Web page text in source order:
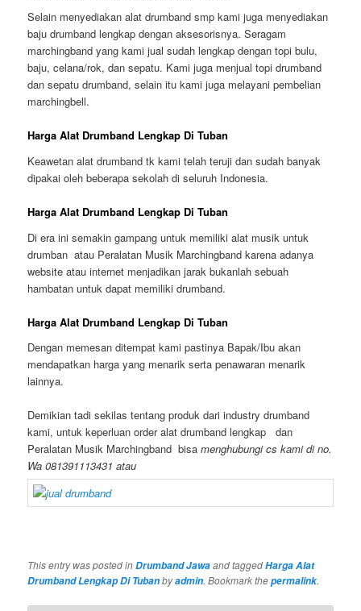
Selain menyediakan alat drumband smp kami juga menyediakan
baju drumband lengkap dengan aksesorisnya. Seragam
marchingband yang kami jual sudah lengkap dengan topi bulu,
baju, celana/rok, dan sepatu. Kami juga menjual topi drumband
dan sepatu drumband, selain itu kami juga melayani pembelian
marchingbell.
Harga Alat Drumband Lengkap Di Tuban
Keawetan alat drumband tk kami telah teruji dan sudah banyak
dipakai oleh beberapa sekolah di seluruh Indonesia.
Harga Alat Drumband Lengkap Di Tuban
Di era ini semakin gampang untuk memiliki alat musik untuk
drumban atau Peralatan Musik Marchingband karena adanya
website atau internet menjadikan jarak bukanlah sebuah
hambatan untuk dapat memiliki drumband.
Harga Alat Drumband Lengkap Di Tuban
Dengan memesan ditempat kami pastinya Bapak/Ibu akan
mendapatkan harga yang menarik serta penawaran menarik
lainnya.
Demikian tadi sekilas tentang produk dari industry drumband
kami, untuk keperluan order alat drumband lengkap dan
Peralatan Musik Marchingband bisamenghubungi cs kami di no.
Wa 081391113431 atau
This entry was posted inDrumband Jawaand taggedHarga Alat
Drumband Lengkap Di Tubanbyadmin. Bookmark thepermalink.